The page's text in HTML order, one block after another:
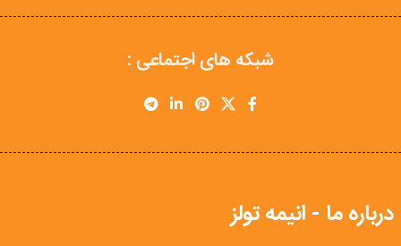
شبکه های اجتماعی :
درباره ما - انیمه تولز